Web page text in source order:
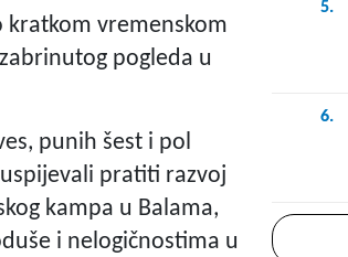
kratkom vremenskom
pogleda u
punih šest i pol
pratiti razvoj
kampa u Balama,
i nelogičnostima u
5.
6.